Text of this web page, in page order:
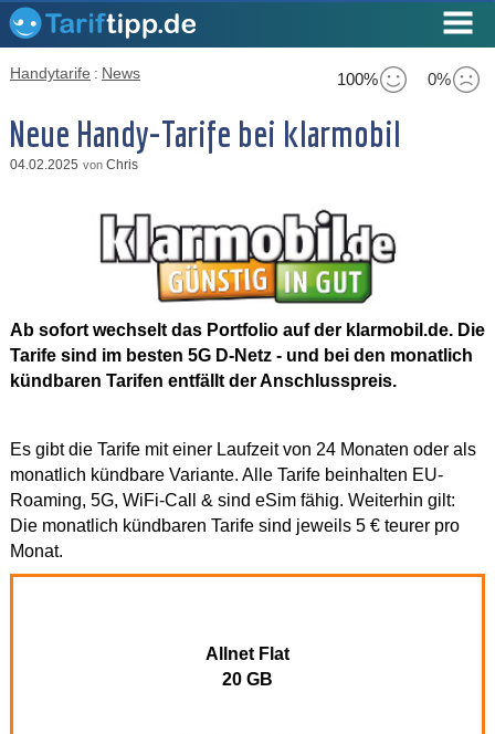
100% 0%
Handytarife : News
Neue Handy-Tarife bei klarmobil
04.02.2025 von Chris
Ab sofort wechselt das Portfolio auf der klarmobil.de. Die
Tarife sind im besten 5G D-Netz - und bei den monatlich
kündbaren Tarifen entfällt der Anschlusspreis.
Es gibt die Tarife mit einer Laufzeit von 24 Monaten oder als
monatlich kündbare Variante. Alle Tarife beinhalten EU-
Roaming, 5G, WiFi-Call & sind eSim fähig. Weiterhin gilt:
Die monatlich kündbaren Tarife sind jeweils 5 € teurer pro
Monat.
Allnet Flat
20 GB